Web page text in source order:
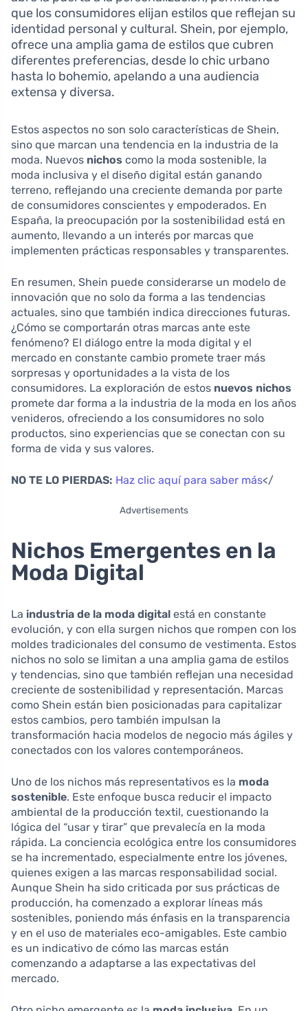
que los consumidores elijan estilos que reflejan su
identidad personal y cultural. Shein, por ejemplo,
ofrece una amplia gama de estilos que cubren
diferentes preferencias, desde lo chic urbano
hasta lo bohemio, apelando a una audiencia
extensa y diversa.
Estos aspectos no son solo características de Shein,
sino que marcan una tendencia en la industria de la
moda. Nuevos nichos como la moda sostenible, la
moda inclusiva y el diseño digital están ganando
terreno, reflejando una creciente demanda por parte
de consumidores conscientes y empoderados. En
España, la preocupación por la sostenibilidad está en
aumento, llevando a un interés por marcas que
implementen prácticas responsables y transparentes.
En resumen, Shein puede considerarse un modelo de
innovación que no solo da forma a las tendencias
actuales, sino que también indica direcciones futuras.
¿Cómo se comportarán otras marcas ante este
fenómeno? El diálogo entre la moda digital y el
mercado en constante cambio promete traer más
sorpresas y oportunidades a la vista de los
consumidores. La exploración de estos nuevos nichos
promete dar forma a la industria de la moda en los años
venideros, ofreciendo a los consumidores no solo
productos, sino experiencias que se conectan con su
forma de vida y sus valores.
NO TE LO PIERDAS: Haz clic aquí para saber más</
Advertisements
Nichos Emergentes en la
Moda Digital
La industria de la moda digital está en constante
evolución, y con ella surgen nichos que rompen con los
moldes tradicionales del consumo de vestimenta. Estos
nichos no solo se limitan a una amplia gama de estilos
y tendencias, sino que también reflejan una necesidad
creciente de sostenibilidad y representación. Marcas
como Shein están bien posicionadas para capitalizar
estos cambios, pero también impulsan la
transformación hacia modelos de negocio más ágiles y
conectados con los valores contemporáneos.
Uno de los nichos más representativos es la moda
sostenible. Este enfoque busca reducir el impacto
ambiental de la producción textil, cuestionando la
lógica del “usar y tirar” que prevalecía en la moda
rápida. La conciencia ecológica entre los consumidores
se ha incrementado, especialmente entre los jóvenes,
quienes exigen a las marcas responsabilidad social.
Aunque Shein ha sido criticada por sus prácticas de
producción, ha comenzado a explorar líneas más
sostenibles, poniendo más énfasis en la transparencia
y en el uso de materiales eco-amigables. Este cambio
es un indicativo de cómo las marcas están
comenzando a adaptarse a las expectativas del
mercado.